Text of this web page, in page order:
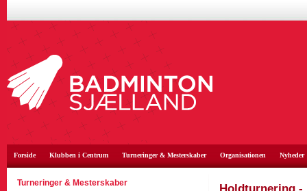
Forside Klubben i Centrum Turneringer & Mesterskaber Organisationen Nyheder
Turneringer & Mesterskaber